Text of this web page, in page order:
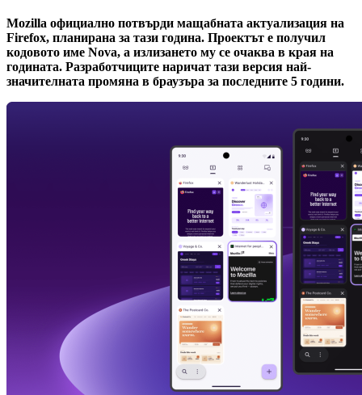
Mozilla официално потвърди мащабната актуализация на
Firefox, планирана за тази година. Проектът е получил
кодовото име Nova, а излизането му се очаква в края на
годината. Разработчиците наричат тази версия най-
значителната промяна в браузъра за последните 5 години.